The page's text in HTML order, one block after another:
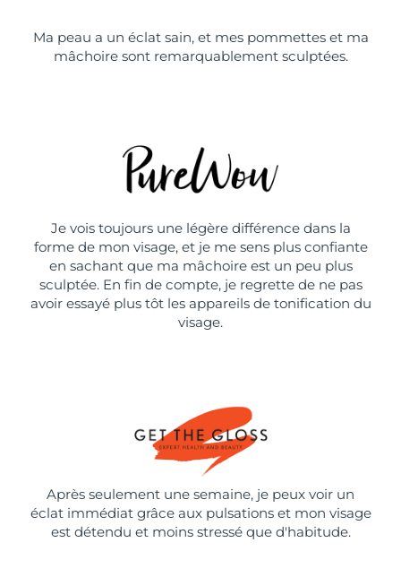
Ma peau a un éclat sain, et mes pommettes et ma
mâchoire sont remarquablement sculptées.
Je vois toujours une légère différence dans la
forme de mon visage, et je me sens plus confiante
en sachant que ma mâchoire est un peu plus
sculptée. En fin de compte, je regrette de ne pas
avoir essayé plus tôt les appareils de tonification du
visage.
Après seulement une semaine, je peux voir un
éclat immédiat grâce aux pulsations et mon visage
est détendu et moins stressé que d'habitude.